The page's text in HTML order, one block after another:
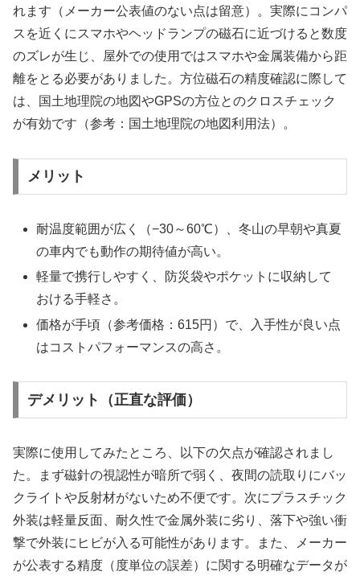
れます（メーカー公表値のない点は留意）。実際にコンパ
スを近くにスマホやヘッドランプの磁石に近づけると数度
のズレが生じ、屋外での使用ではスマホや金属装備から距
離をとる必要がありました。方位磁石の精度確認に際して
は、国土地理院の地図やGPSの方位とのクロスチェック
が有効です（参考：国土地理院の地図利用法）。
メリット
耐温度範囲が広く（−30～60℃）、冬山の早朝や真夏
の車内でも動作の期待値が高い。
軽量で携行しやすく、防災袋やポケットに収納して
おける手軽さ。
価格が手頃（参考価格：615円）で、入手性が良い点
はコストパフォーマンスの高さ。
デメリット（正直な評価）
実際に使用してみたところ、以下の欠点が確認されまし
た。まず磁針の視認性が暗所で弱く、夜間の読取りにバッ
クライトや反射材がないため不便です。次にプラスチック
外装は軽量反面、耐久性で金属外装に劣り、落下や強い衝
撃で外装にヒビが入る可能性があります。また、メーカー
が公表する精度（度単位の誤差）に関する明確なデータが